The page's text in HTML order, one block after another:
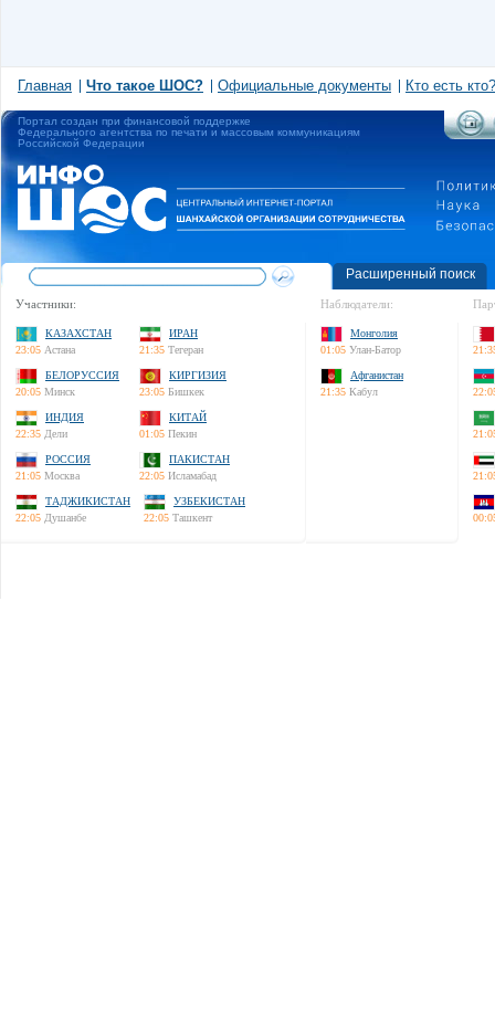
Главная Что такое ШОС? Официальные документы Кто есть кто?
Портал создан при финансовой поддержке
Федерального агентства по печати и массовым коммуникациям
Российской Федерации
Расширенный поиск
Участники:
КАЗАХСТАН
23:05 Астана
ИРАН
21:35 Тегеран
БЕЛОРУССИЯ
20:05 Минск
КИРГИЗИЯ
23:05 Бишкек
ИНДИЯ
22:35 Дели
КИТАЙ
01:05 Пекин
РОССИЯ
21:05 Москва
ПАКИСТАН
22:05 Исламабад
ТАДЖИКИСТАН
22:05 Душанбе
УЗБЕКИСТАН
22:05 Ташкент
Наблюдатели:
Монголия
01:05 Улан-Батор
Афганистан
21:35 Кабул